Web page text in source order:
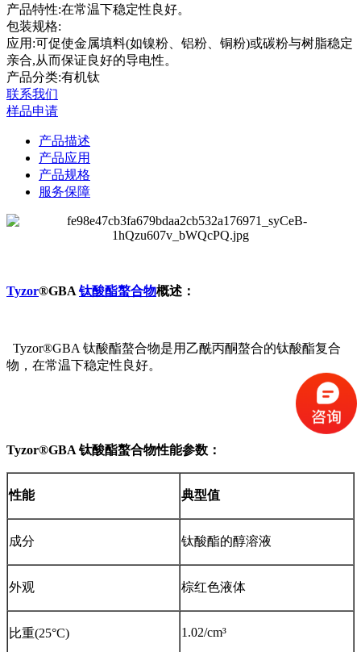
产品特性:在常温下稳定性良好。
包装规格:
应用:可促使金属填料(如镍粉、铝粉、铜粉)或碳粉与树脂稳定
亲合,从而保证良好的导电性。
产品分类:有机钛
联系我们
样品申请
产品描述
产品应用
产品规格
服务保障
Tyzor®GBA 钛酸酯螯合物概述：
Tyzor®GBA 钛酸酯螯合物是用乙酰丙酮螯合的钛酸酯复合
物，在常温下稳定性良好。
Tyzor®GBA 钛酸酯螯合物性能参数：
性能 典型值
成分 钛酸酯的醇溶液
外观 棕红色液体
比重(25°C) 1.02/cm³